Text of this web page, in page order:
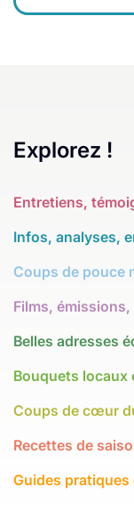
Explorez !
Entretiens,
Infos, analyses,
Coups de pouce
Films,
Belles adresses
Bouquets locaux
Coups de cœur
Recettes de
Guides